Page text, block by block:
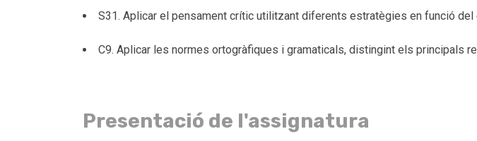
S31. Aplicar el pensament crític utilitzant diferents estratègies en funció del
C9. Aplicar les normes ortogràfiques i gramaticals, distingint els principals
Presentació de l'assignatura